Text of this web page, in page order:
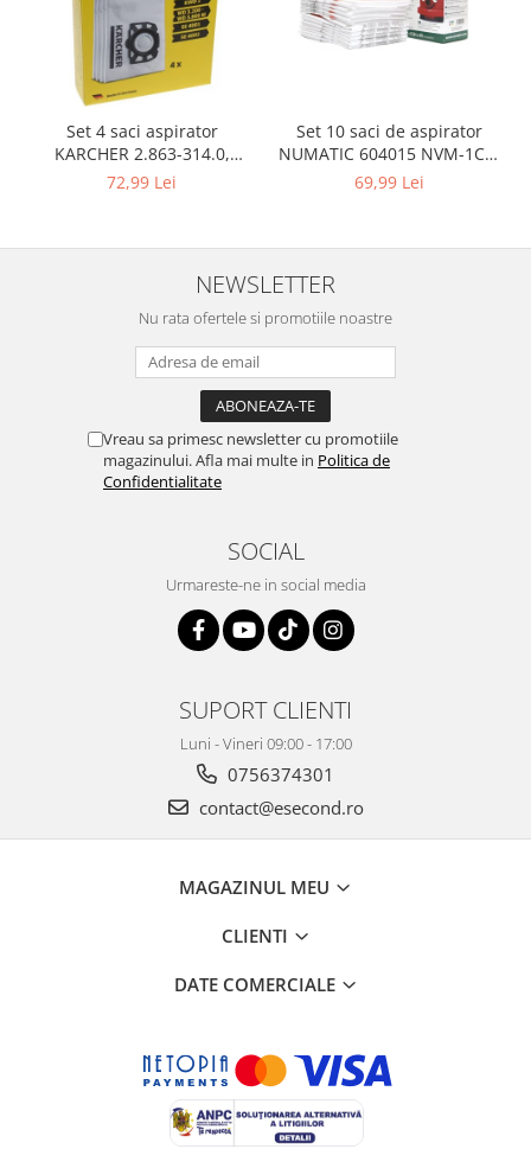
Jucarii, Copii & Bebe
Camera copilului
Hrana bebelusi
Jucarii si Jocuri
Maternitate
Accesorii animale de companie
Castroane si adapatori animale
Mobila si transport animale de
PC, Periferice & Software
Componente PC
Retelistica & Supraveghere
Accesorii antrenament
Aparate Foto & Accesorii
Audio HI-FI & Profesionale
Camere video si sport
Set 4 saci aspirator
KARCHER 2.863-314.0,
compatibil cu WD, KWD, SE
72,99 Lei
Set 10 saci de aspirator
NUMATIC 604015 NVM-1CH,
9L
69,99 Lei
NEWSLETTER
Nu rata ofertele si promotiile noastre
Vreau sa primesc newsletter cu promotiile
magazinului. Afla mai multe in Politica de
Confidentialitate
SOCIAL
Urmareste-ne in social media
SUPORT CLIENTI
Luni - Vineri 09:00 - 17:00
0756374301
contact@esecond.ro
MAGAZINUL MEU
CLIENTI
DATE COMERCIALE